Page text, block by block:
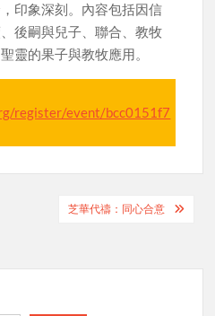
印象深刻。內容包括因信
後嗣與兒子、聯合、教牧
靈的果子與教牧應用。
register/event/bcc0151f7
芝華代禱：同心合意